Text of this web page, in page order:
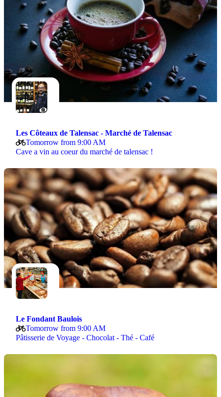
Les Côteaux de Talensac - Marché de Talensac
Tomorrow from 9:00 AM
Cave a vin au coeur du marché de talensac !
Le Fondant Baulois
Tomorrow from 9:00 AM
Pâtisserie de Voyage - Chocolat - Thé - Café